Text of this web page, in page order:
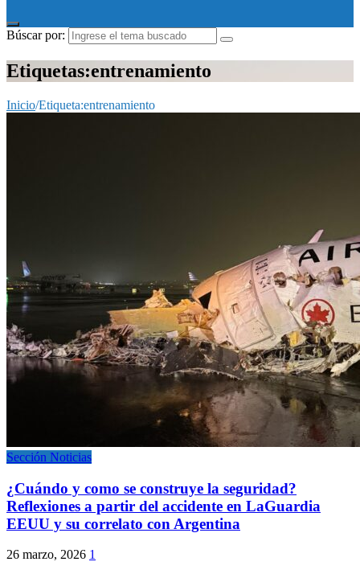
Búscar por:
Etiquetas:entrenamiento
Inicio/Etiqueta:entrenamiento
Sección Noticias
¿Cuándo y como se construye la seguridad?
Reflexiones a partir del accidente en LaGuardia
EEUU y su correlato con Argentina
26 marzo, 2026 1